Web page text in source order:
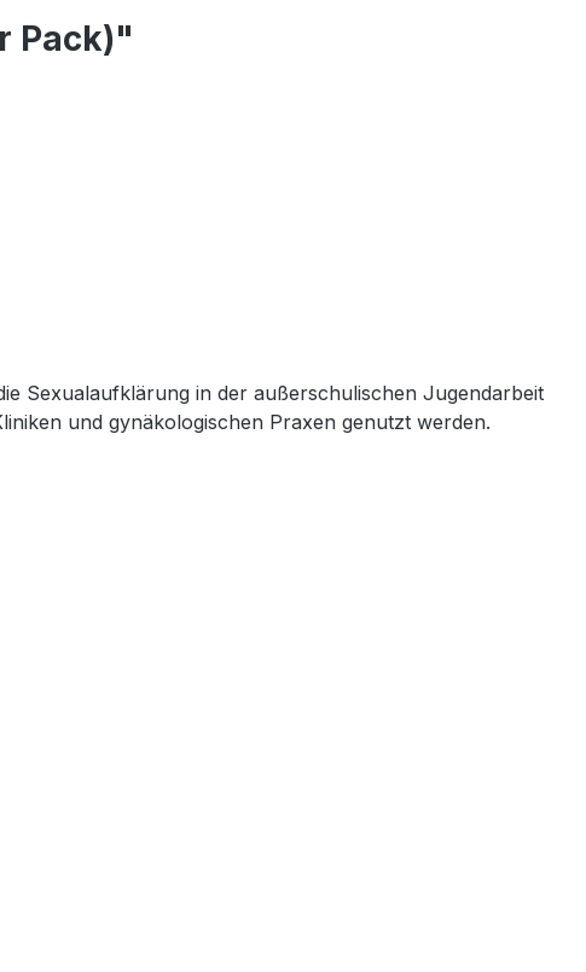
Pack)"
Sexualaufklärung in der außerschulischen Jugendarbeit
und gynäkologischen Praxen genutzt werden.